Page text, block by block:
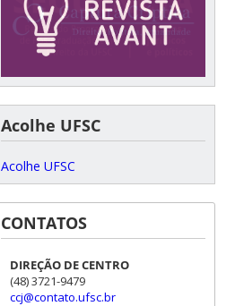
Acolhe UFSC
Acolhe UFSC
CONTATOS
DIREÇÃO DE CENTRO
(48) 3721-9479
ccj@contato.ufsc.br